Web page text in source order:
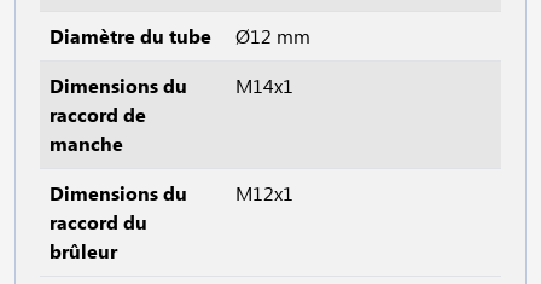
Diamètre du tube
Ø12 mm
Dimensions du
raccord de
manche
M14x1
Dimensions du
raccord du
brûleur
M12x1